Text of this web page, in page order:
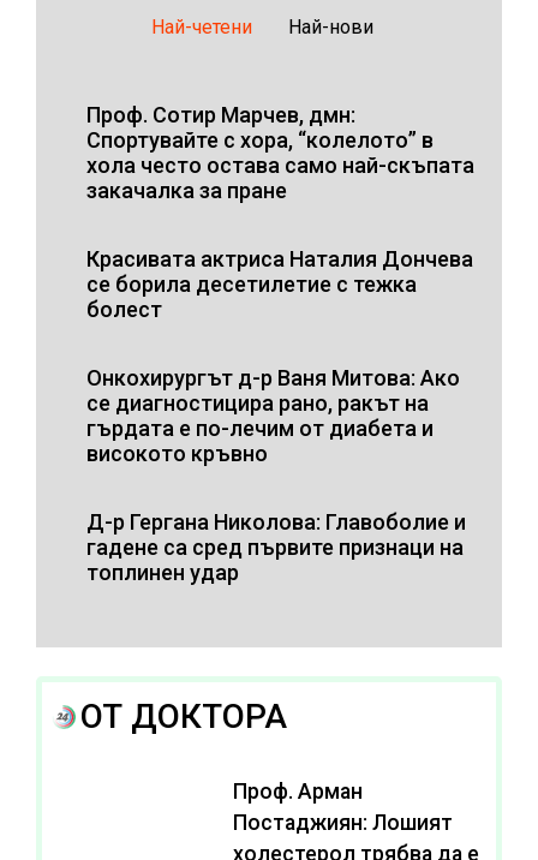
Най-четени Най-нови
Проф. Сотир Марчев, дмн:
Спортувайте с хора, “колелото” в
хола често остава само най-скъпата
закачалка за пране
Красивата актриса Наталия Дончева
се борила десетилетие с тежка
болест
Онкохирургът д-р Ваня Митова: Ако
се диагностицира рано, ракът на
гърдата е по-лечим от диабета и
високото кръвно
Д-р Гергана Николова: Главоболие и
гадене са сред първите признаци на
топлинен удар
ОТ ДОКТОРА
Проф. Арман
Постаджиян: Лошият
холестерол трябва да е